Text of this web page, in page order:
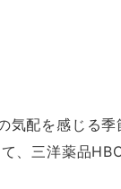
気配を感じる
、三洋薬品